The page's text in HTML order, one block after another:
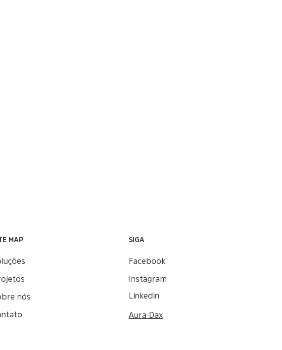
MAP
nós
SIGA
Facebook
Instagram
Linkedin
Aura Dax